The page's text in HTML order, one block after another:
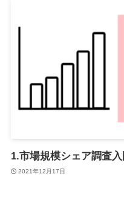
1.市場規模シェア調査
2021年12月17日